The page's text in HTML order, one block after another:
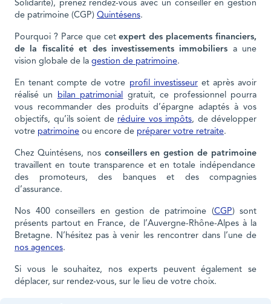
Solidarité), prenez rendez-vous avec un conseiller en gestion
de patrimoine (CGP) Quintésens.
Pourquoi ? Parce que cetexpert des placements financiers,
de la fiscalité et des investissements immobiliers a une
vision globale de la gestion de patrimoine.
En tenant compte de votre profil investisseuret après avoir
réalisé un bilan patrimonial gratuit, ce professionnel pourra
vous recommander des produits d’épargne adaptés à vos
objectifs, qu’ils soient de réduire vos impôts, de développer
votre patrimoine ou encore de préparer votre retraite.
Chez Quintésens, nos conseillers en gestion de patrimoine
travaillent en toute transparence et en totale indépendance
des promoteurs, des banques et des compagnies
d’assurance.
Nos 400 conseillers en gestion de patrimoine (CGP) sont
présents partout en France, de l’Auvergne-Rhône-Alpes à la
Bretagne. N’hésitez pas à venir les rencontrer dans l’une de
nos agences.
Si vous le souhaitez, nos experts peuvent également se
déplacer, sur rendez-vous, sur le lieu de votre choix.